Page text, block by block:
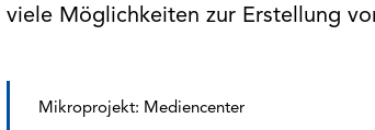
viele Möglichkeiten zur Erstellung
Mikroprojekt: Mediencenter